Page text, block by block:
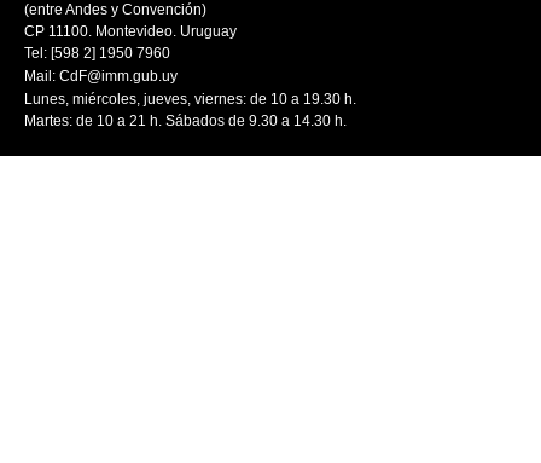
(entre Andes y Convención)
CP 11100. Montevideo. Uruguay
Tel: [598 2] 1950 7960
Mail: CdF@imm.gub.uy
Lunes, miércoles, jueves, viernes: de 10 a 19.30 h.
Martes: de 10 a 21 h. Sábados de 9.30 a 14.30 h.